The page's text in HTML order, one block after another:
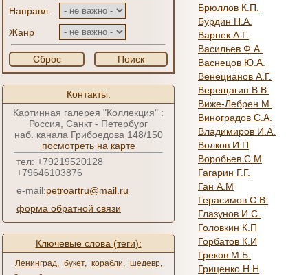
Направл.
Жанр
Сброс Поиск
Контакты:
Картинная галерея "Коллекция" :
Россия, Санкт - Петербург
наб. канала Грибоедова 148/150
посмотреть на карте
тел: +79219520128
+79646103876
e-mail:petroartru@mail.ru
форма обратной связи
Ключевые слова (теги):
Ленинград, букет, корабли, шедевр,
Брюллов К.П.
Бурдин Н.А.
Варнек А.Г.
Васильев Ф.А.
Васнецов Ю.А.
Венецианов А.Г.
Верещагин В.В.
Виже-Лебрен М.
Виноградов С.А.
Владимиров И.А.
Волков И.П
Воробьев С.М
Гагарин Г.Г.
Ган А.М
Герасимов С.В.
Глазунов И.С.
Головкин К.П
Горбатов К.И
Греков М.Б.
Гриценко Н.Н